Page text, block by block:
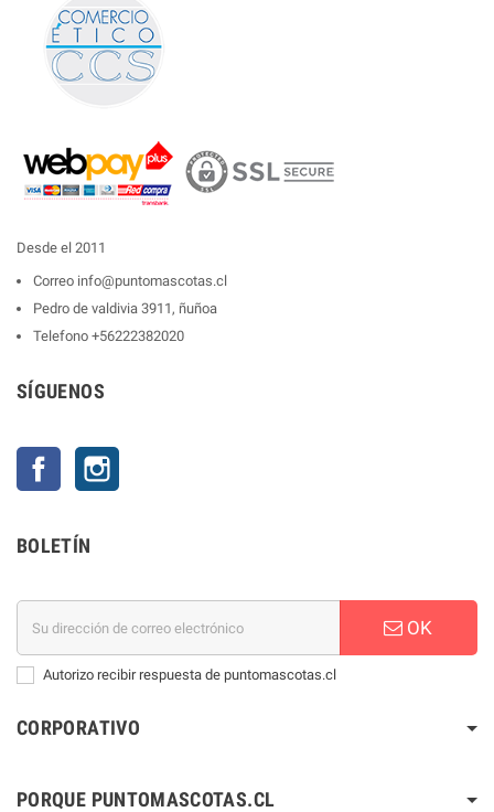
Desde el 2011
Correo info@puntomascotas.cl
Pedro de valdivia 3911, ñuñoa
Telefono +56222382020
SÍGUENOS
Facebook
BOLETÍN
OK
Autorizo recibir respuesta de puntomascotas.cl
CORPORATIVO
PORQUE PUNTOMASCOTAS.CL